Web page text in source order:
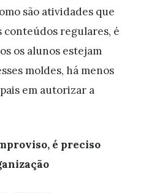
são atividades que
conteúdos regulares, é
os alunos estejam
moldes, há menos
em autorizar a
é preciso